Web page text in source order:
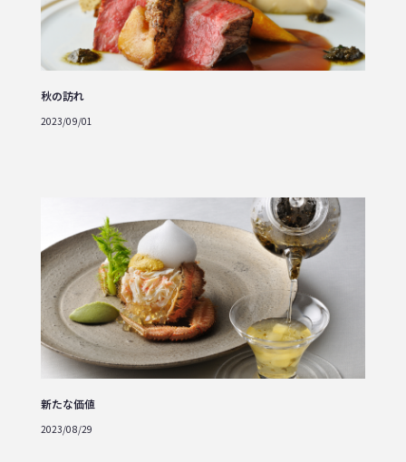
秋の訪れ
2023/09/01
新たな価値
2023/08/29